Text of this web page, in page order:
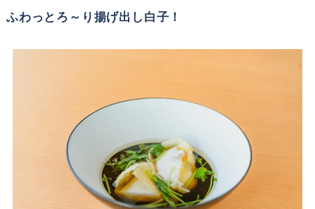
ふわっとろ～り揚げ出し白子！